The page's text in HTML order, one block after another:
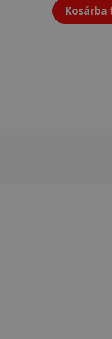
Kosárba